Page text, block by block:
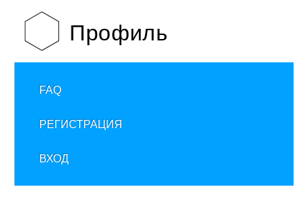
Профиль
FAQ
РЕГИСТРАЦИЯ
ВХОД